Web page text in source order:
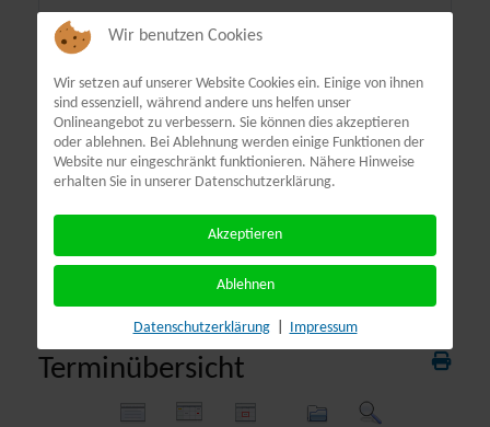
Terminübersicht
Wir benutzen Cookies
Wir setzen auf unserer Website Cookies ein. Einige von ihnen
sind essenziell, während andere uns helfen unser
Onlineangebot zu verbessern. Sie können dies akzeptieren
oder ablehnen. Bei Ablehnung werden einige Funktionen der
Website nur eingeschränkt funktionieren. Nähere Hinweise
erhalten Sie in unserer Datenschutzerklärung.
Akzeptieren
Ablehnen
Datenschutzerklärung Impressum